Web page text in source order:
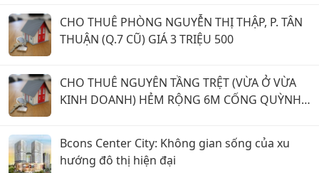
CHO THUÊ PHÒNG NGUYỄN THỊ THẬP, P. TÂN
THUẬN (Q.7 CŨ) GIÁ 3 TRIỆU 500
CHO THUÊ NGUYÊN TẦNG TRỆT (VỪA Ở VỪA
KINH DOANH) HẺM RỘNG 6M CỐNG QUỲNH,
Bcons Center City: Không gian sống của xu
hướng đô thị hiện đại